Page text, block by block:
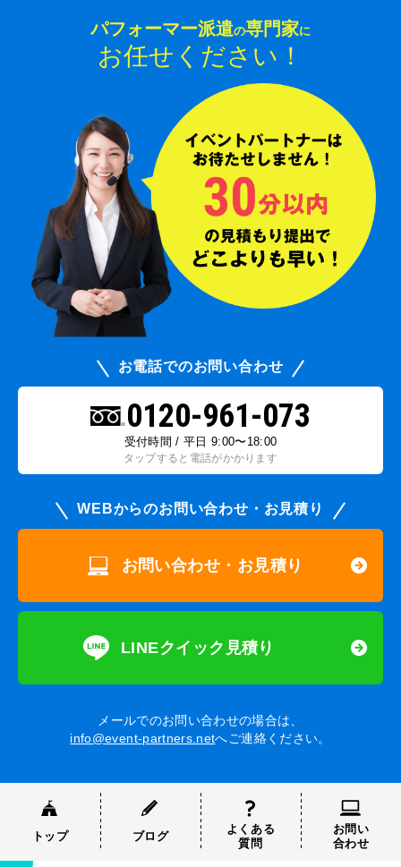
パフォーマー派遣の専門家に
お任せください！
お電話でのお問い合わせ
0120-961-073
受付時間 / 平日 9:00〜18:00
タップすると電話がかかります
WEBからのお問い合わせ・お見積り
お問い合わせ・お見積り
LINEクイック見積り
メールでのお問い合わせの場合は、
info@event-partners.netへご連絡ください。
トップ ブログ
よくある
質問
お問い
合わせ